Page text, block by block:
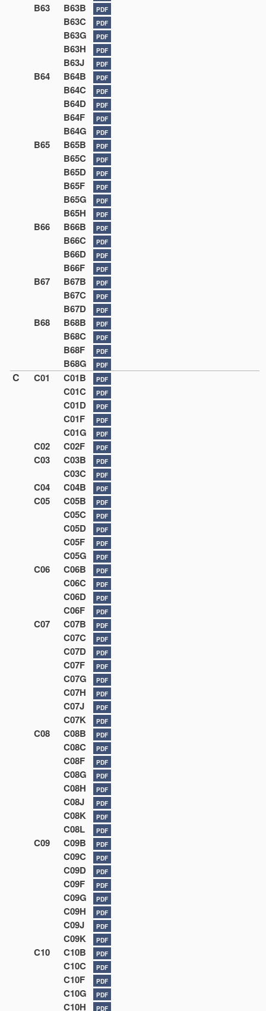
B63 B63B PDF
B63C PDF
B63G PDF
B63H PDF
B63J PDF
B64 B64B PDF
B64C PDF
B64D PDF
B64F PDF
B64G PDF
B65 B65B PDF
B65C PDF
B65D PDF
B65F PDF
B65G PDF
B65H PDF
B66 B66B PDF
B66C PDF
B66D PDF
B66F PDF
B67 B67B PDF
B67C PDF
B67D PDF
B68 B68B PDF
B68C PDF
B68F PDF
B68G PDF
C C01 C01B PDF
C01C PDF
C01D PDF
C01F PDF
C01G PDF
C02 C02F PDF
C03 C03B PDF
C03C PDF
C04 C04B PDF
C05 C05B PDF
C05C PDF
C05D PDF
C05F PDF
C05G PDF
C06 C06B PDF
C06C PDF
C06D PDF
C06F PDF
C07 C07B PDF
C07C PDF
C07D PDF
C07F PDF
C07G PDF
C07H PDF
C07J PDF
C07K PDF
C08 C08B PDF
C08C PDF
C08F PDF
C08G PDF
C08H PDF
C08J PDF
C08K PDF
C08L PDF
C09 C09B PDF
C09C PDF
C09D PDF
C09F PDF
C09G PDF
C09H PDF
C09J PDF
C09K PDF
C10 C10B PDF
C10C PDF
C10F PDF
C10G PDF
C10H PDF